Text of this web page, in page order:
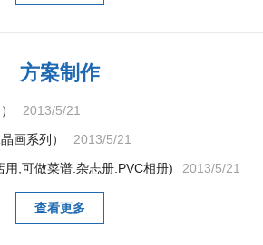
方案制作
2013/5/21
画系列）
2013/5/21
,可做菜谱.杂志册.PVC相册)
2013/5/21
查看更多